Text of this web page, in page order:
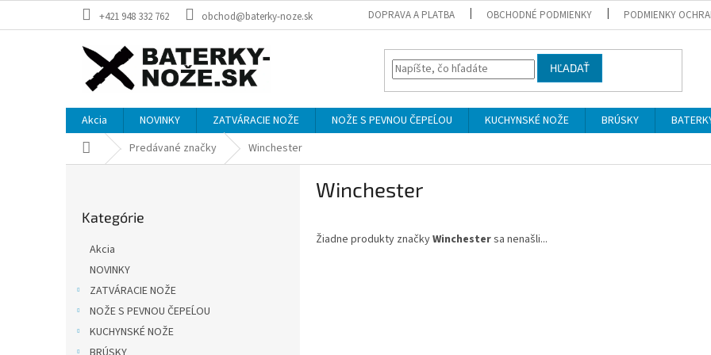
+421 948 332 762 obchod@baterky-noze.sk DOPRAVA A PLATBA OBCHODNÉ PODMIENKY PODMIENKY
HĽADAŤ
Akcia NOVINKY ZATVÁRACIE NOŽE NOŽE S PEVNOU ČEPEĹOU KUCHYNSKÉ NOŽE BRÚSKY
DomovPredávané značky Winchester
kategórie
Kategórie
Akcia
NOVINKY
ZATVÁRACIE NOŽE
NOŽE S PEVNOU ČEPEĹOU
KUCHYNSKÉ NOŽE
Winchester
Žiadne produkty značkyWinchestersa nenašli...